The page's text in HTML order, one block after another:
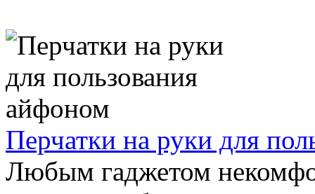
Перчатки на руки для
Любым гаджетом